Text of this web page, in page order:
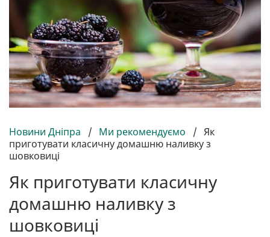
Новини Дніпра / Ми рекомендуємо / Як
приготувати класичну домашню наливку з
шовковиці
Як приготувати класичну
домашню наливку з
шовковиці